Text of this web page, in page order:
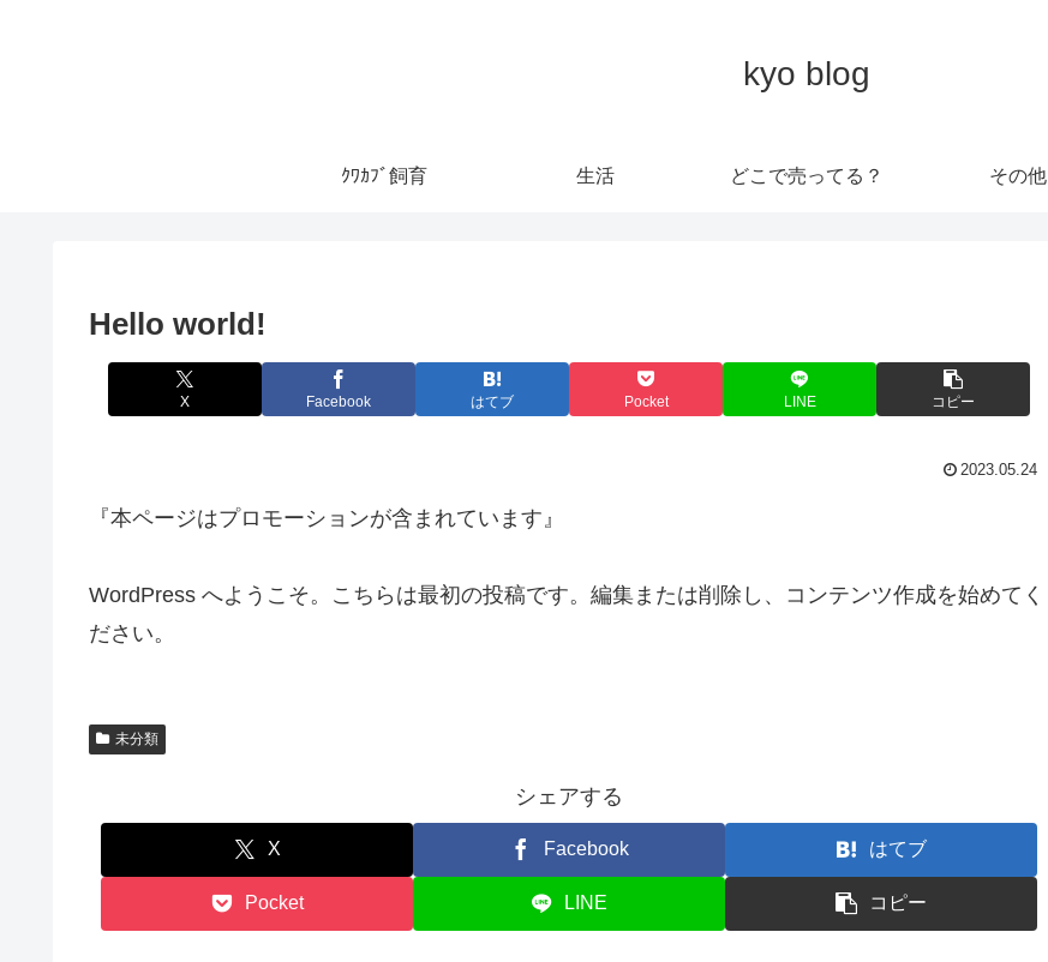
kyo blog
ｸﾜｶﾌﾞ飼育 生活 どこで売ってる？ その他
Hello world!
X Facebook はてブ Pocket LINE コピー
2023.05.24
『本ページはプロモーションが含まれています』
WordPress へようこそ。こちらは最初の投稿です。編集または削除し、コンテンツ作成を始めてく
ださい。
未分類
シェアする
X Facebook はてブ
Pocket LINE コピー